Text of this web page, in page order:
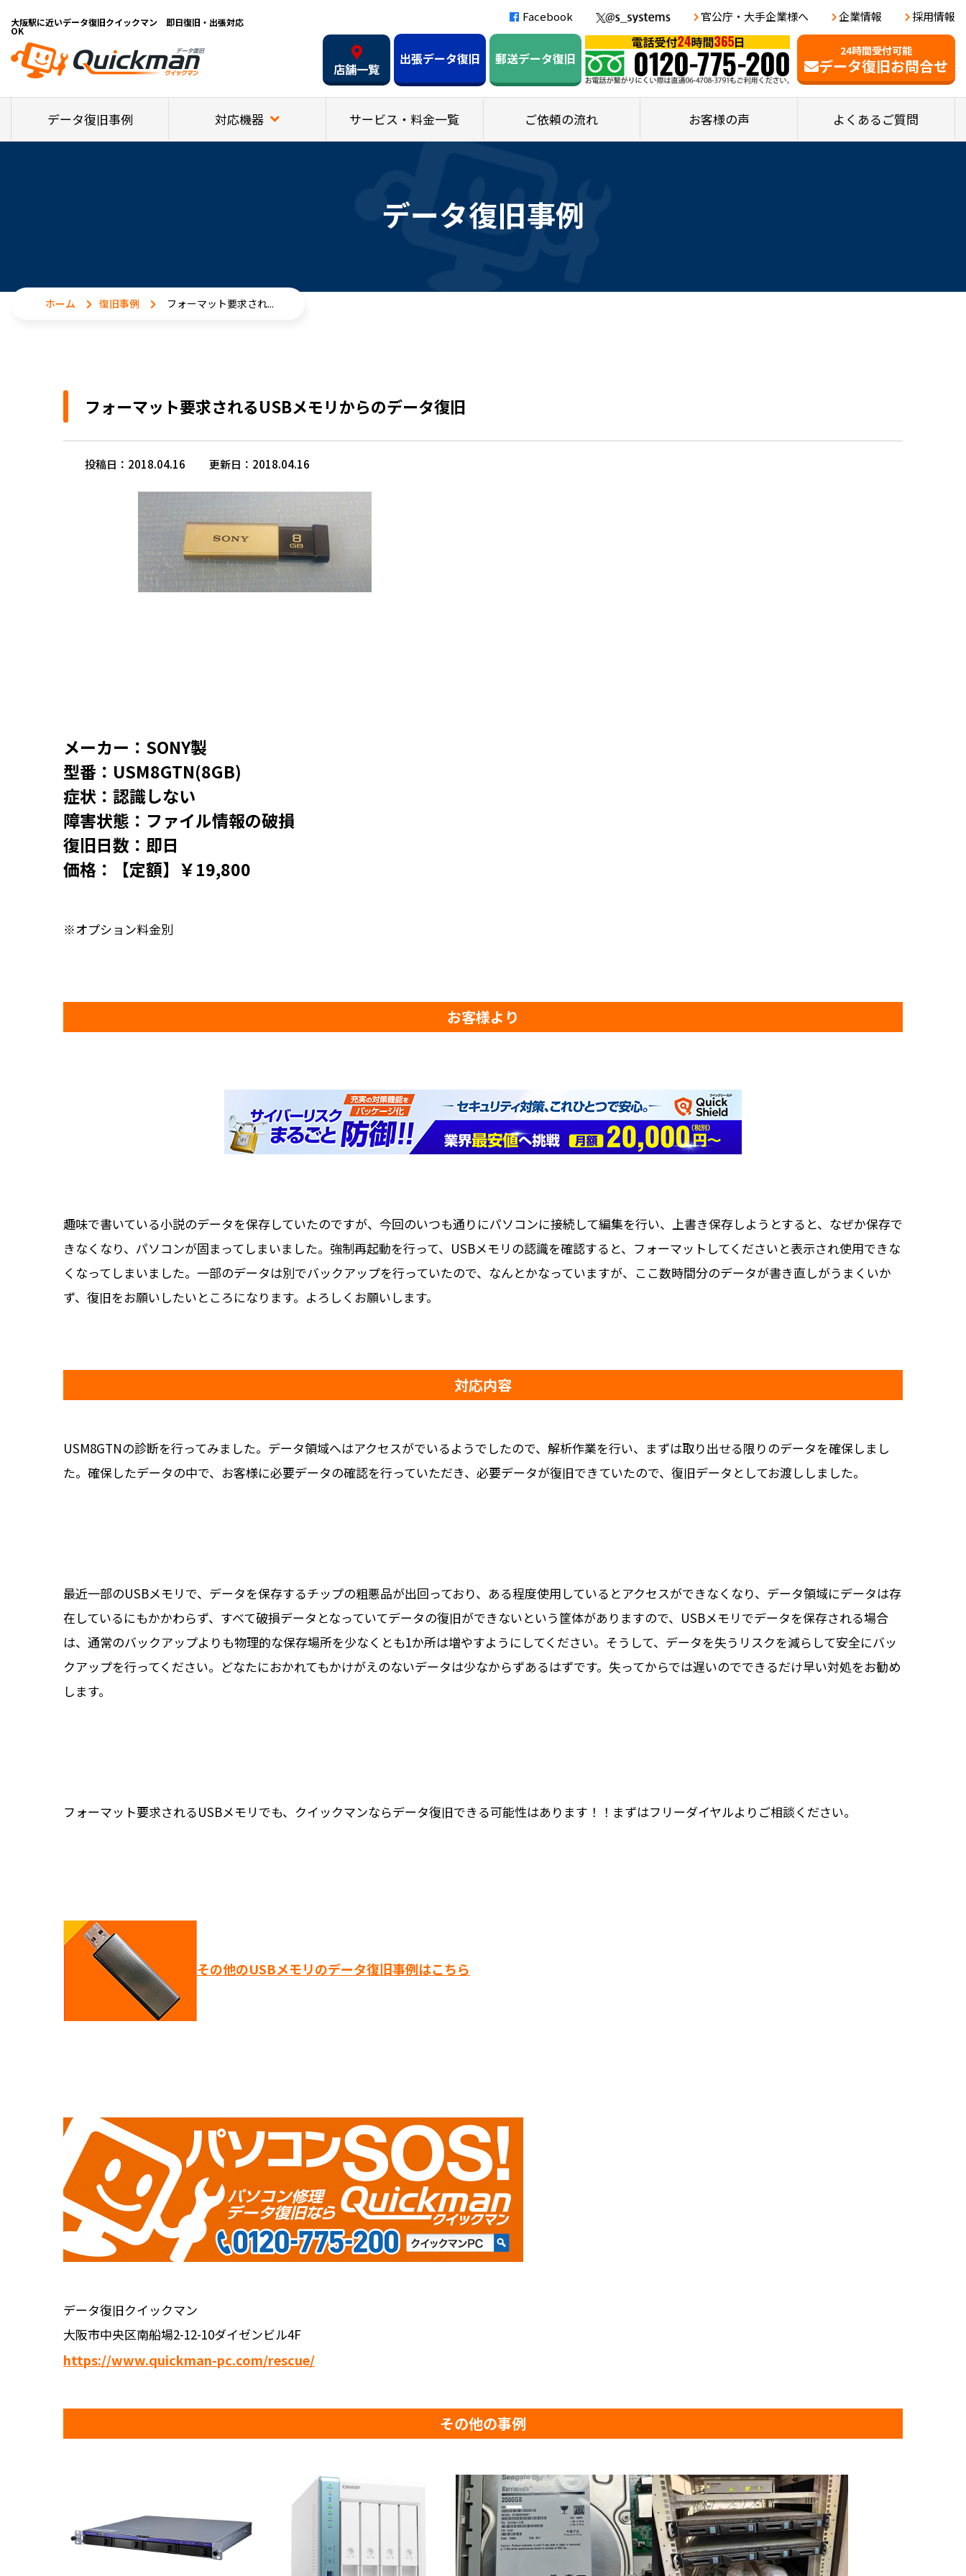
大阪駅に近いデータ復旧クイックマン 即日復旧・出張対応
OK
Facebook 官公庁・大手企業様へ 企業情報 採用情報
24時間受付可能
データ復旧お問合せ
店舗一覧
出張データ復旧 郵送データ復旧
データ復旧事例 対応機器 サービス・料金一覧 ご依頼の流れ お客様の声 よくあるご質問
データ復旧事例
ホーム 復旧事例 フォーマット要求され...
フォーマット要求されるUSBメモリからのデータ復旧
投稿日：2018.04.16 更新日：2018.04.16
メーカー：SONY製
型番：USM8GTN(8GB)
症状：認識しない
障害状態：ファイル情報の破損
復旧日数：即日
価格：【定額】￥19,800
※オプション料金別
お客様より
趣味で書いている小説のデータを保存していたのですが、今回のいつも通りにパソコンに接続して編集を行い、上書き保存しようとすると、なぜか保存で
きなくなり、パソコンが固まってしまいました。強制再起動を行って、USBメモリの認識を確認すると、フォーマットしてくださいと表示され使用できな
くなってしまいました。一部のデータは別でバックアップを行っていたので、なんとかなっていますが、ここ数時間分のデータが書き直しがうまくいか
ず、復旧をお願いしたいところになります。よろしくお願いします。
対応内容
USM8GTNの診断を行ってみました。データ領域へはアクセスがでいるようでしたので、解析作業を行い、まずは取り出せる限りのデータを確保しまし
た。確保したデータの中で、お客様に必要データの確認を行っていただき、必要データが復旧できていたので、復旧データとしてお渡ししました。
最近一部のUSBメモリで、データを保存するチップの粗悪品が出回っており、ある程度使用しているとアクセスができなくなり、データ領域にデータは存
在しているにもかかわらず、すべて破損データとなっていてデータの復旧ができないという筐体がありますので、USBメモリでデータを保存される場合
は、通常のバックアップよりも物理的な保存場所を少なくとも1か所は増やすようにしてください。そうして、データを失うリスクを減らして安全にバッ
クアップを行ってください。どなたにおかれてもかけがえのないデータは少なからずあるはずです。失ってからでは遅いのでできるだけ早い対処をお勧め
します。
フォーマット要求されるUSBメモリでも、クイックマンならデータ復旧できる可能性はあります！！まずはフリーダイヤルよりご相談ください。
その他のUSBメモリのデータ復旧事例はこちら
データ復旧クイックマン
大阪市中央区南船場2-12-10ダイゼンビル4F
https://www.quickman-pc.com/rescue/
その他の事例